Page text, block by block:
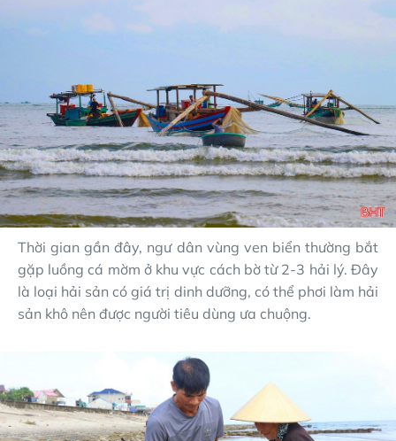
Thời gian gần đây, ngư dân vùng ven biển thường bắt
gặp luồng cá mờm ở khu vực cách bờ từ 2-3 hải lý. Đây
là loại hải sản có giá trị dinh dưỡng, có thể phơi làm hải
sản khô nên được người tiêu dùng ưa chuộng.